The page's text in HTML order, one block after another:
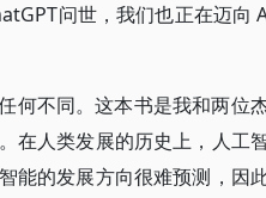
问世，我们也正在迈向
何不同。这本书是我和两位
在人类发展的历史上，人工
能的发展方向很难预测，因